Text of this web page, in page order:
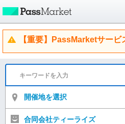
【重要】PassMarketサービ
開催地を選択
合同会社ティーライズ